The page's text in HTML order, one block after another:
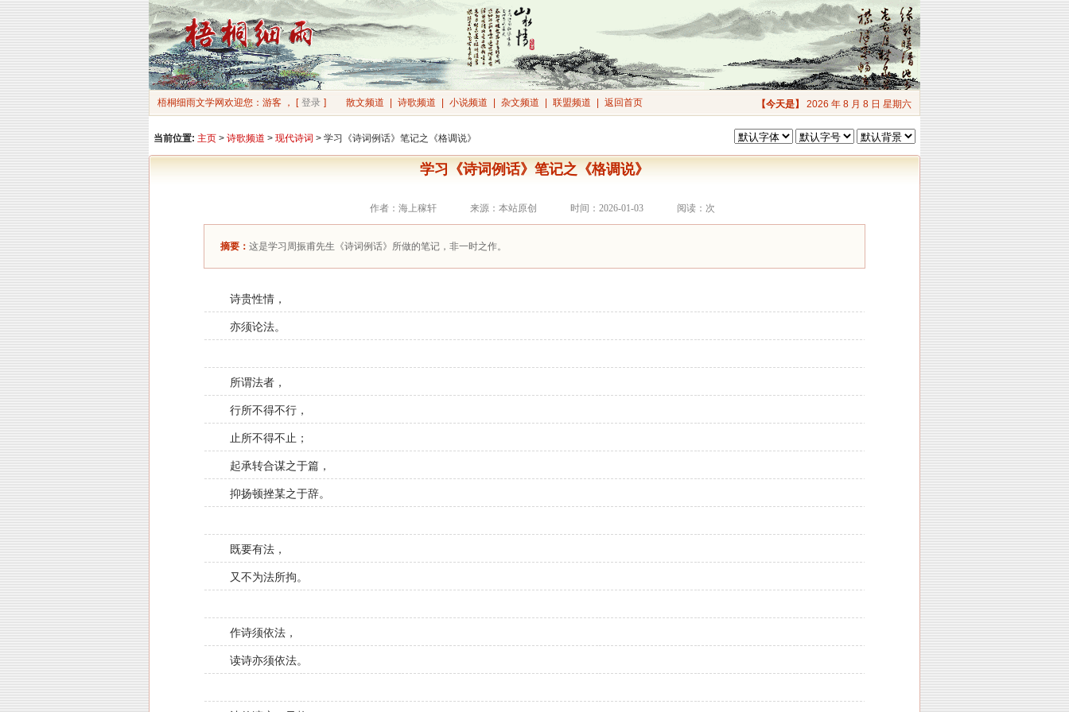
【今天是】 2026 年 8 月 8 日 星期六
梧桐细雨文学网欢迎您：游客 ， [ 登录 ] 散文频道 诗歌频道 小说频道 杂文频道 联盟频道 返回首页
当前位置: 主页 > 诗歌频道 > 现代诗词 > 学习《诗词例话》笔记之《格调说》
学习《诗词例话》笔记之《格调说》
作者：海上稼轩 来源：本站原创 时间：2026-01-03 阅读： 次
摘要： 这是学习周振甫先生《诗词例话》所做的笔记，非一时之作。
诗贵性情，
亦须论法。
所谓法者，
行所不得不行，
止所不得不止；
起承转合谋之于篇，
抑扬顿挫某之于辞。
既要有法，
又不为法所拘。
作诗须依法，
读诗亦须依法。